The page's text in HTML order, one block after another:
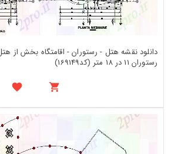
رستوران 11 در 18 متر (کد169149)